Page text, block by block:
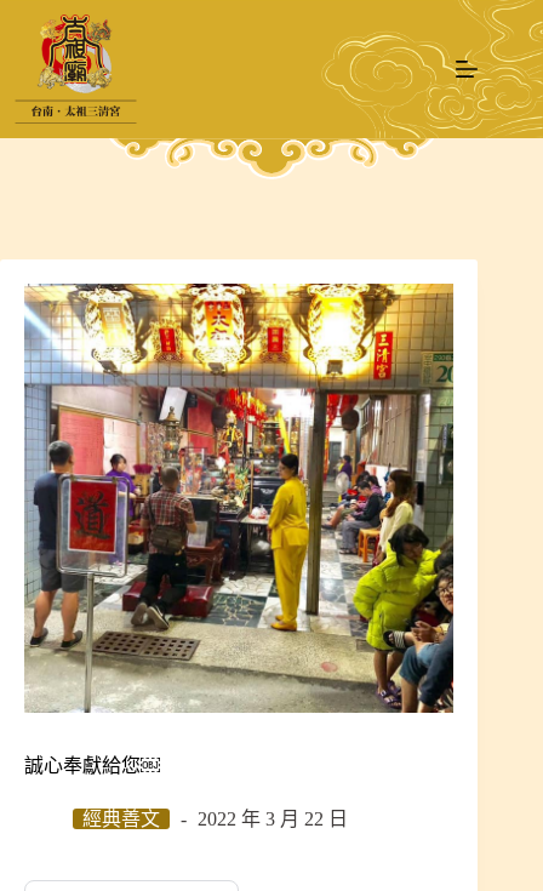
要
誠心奉獻給您￼
經典善文 2022 年 3 月 22 日